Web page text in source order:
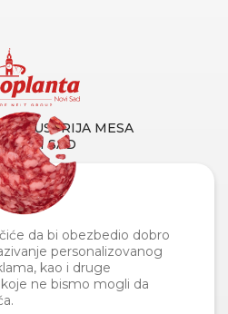
da bi obezbedio dobro
personalizovanog
kao i druge
ne bismo mogli da
INDUSTRIJA MESA
NOVI SAD
21000 Novi Sad
+381 21 4873 882
21 419 256
0800 110
110